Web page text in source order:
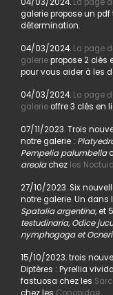
04/03/2024. La page
galerie propose un
détermination.
04/03/2024. La page
galeriepropose 2 clés
pour vous aider à les
04/03/2024. La page
galerieoffre 3 clés en
07/11/2023. Trois
notre galerie :
Pempelia palumbella
areolachez les
27/10/2023. Six
notre galerie. Un dans
Spatalia argentina, et
testudinaria, Odice
nymphogoga et
15/10/2023. trois
Diptères : Pyrellia
fastuosa chez les